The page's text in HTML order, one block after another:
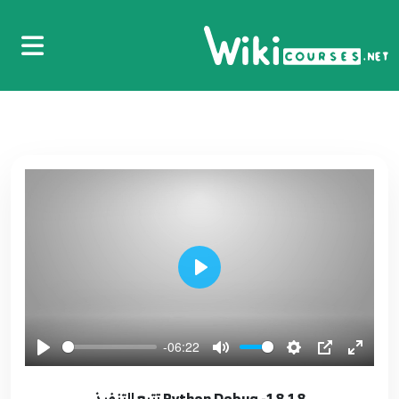
-06:22
Play
05.5- Mutable and Immutable Object
4:13
9
09.9- Python Dictionary القاموس
6:31